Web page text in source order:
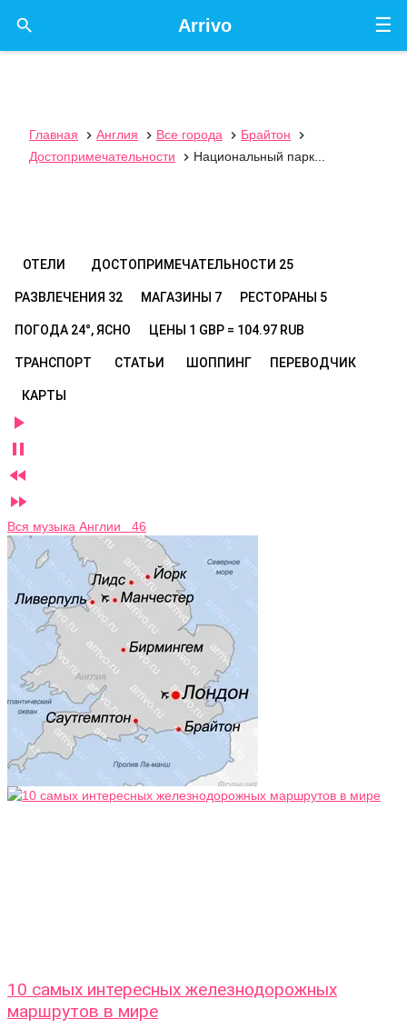
☰
Arrivo

Главная  Англия  Все города  Брайтон

Достопримечательности
 Национальный парк...
ОТЕЛИ ДОСТОПРИМЕЧАТЕЛЬНОСТИ 25
РАЗВЛЕЧЕНИЯ 32 МАГАЗИНЫ 7 РЕСТОРАНЫ 5
ПОГОДА 24°, ЯСНО ЦЕНЫ 1 GBP = 104.97 RUB
ТРАНСПОРТ СТАТЬИ ШОППИНГ ПЕРЕВОДЧИК
КАРТЫ




Вся музыка Англии 46
10 самых интересных железнодорожных
маршрутов в мире